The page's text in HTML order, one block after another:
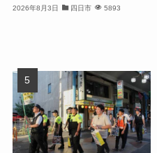
2026年8月3日 四日市 5893